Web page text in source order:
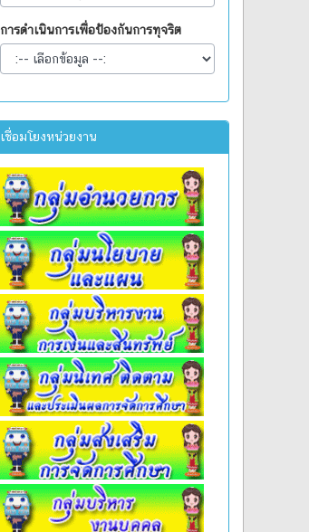
การดำเนินการเพื่อป้องกันการทุจริต
เชื่อมโยงหน่วยงาน